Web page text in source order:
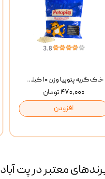
خاک گربه پتوپیا وزن ۱۰ کیلوگرم
۴۷۰,۰۰۰ تومان
افزودن
معتبر در پت آباد